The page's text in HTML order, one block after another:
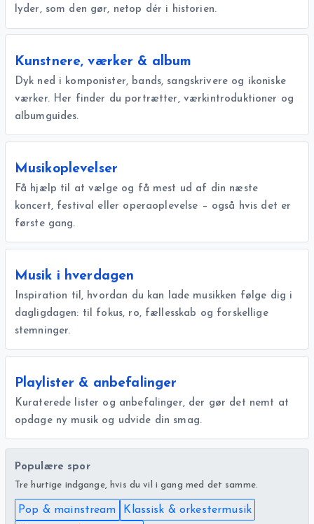
lyder, som den gør, netop dér i historien.
Kunstnere, værker & album
Dyk ned i komponister, bands, sangskrivere og ikoniske
værker. Her finder du portrætter, værkintroduktioner og
albumguides.
Musikoplevelser
Få hjælp til at vælge og få mest ud af din næste
koncert, festival eller operaoplevelse – også hvis det er
første gang.
Musik i hverdagen
Inspiration til, hvordan du kan lade musikken følge dig i
dagligdagen: til fokus, ro, fællesskab og forskellige
stemninger.
Playlister & anbefalinger
Kuraterede lister og anbefalinger, der gør det nemt at
opdage ny musik og udvide din smag.
Populære spor
Tre hurtige indgange, hvis du vil i gang med det samme.
Pop & mainstream
Klassisk & orkestermusik